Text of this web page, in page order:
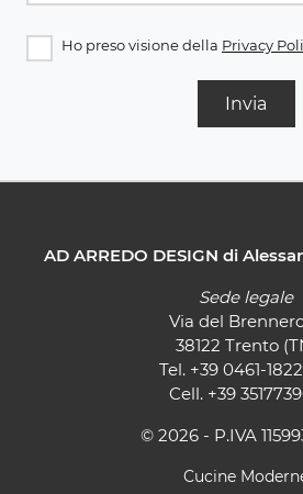
Ho preso visione della Privacy
Invia
AD ARREDO DESIGN di
Sede legale
Via del
38122 Trento
Tel. +39 0461-
Cell. +39
© 2026 - P.IVA
Cucine